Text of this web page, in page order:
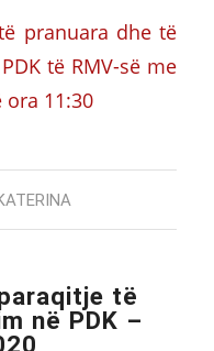
pranuara dhe të
të RMV-së me
ora 11:30
të
në PDK –